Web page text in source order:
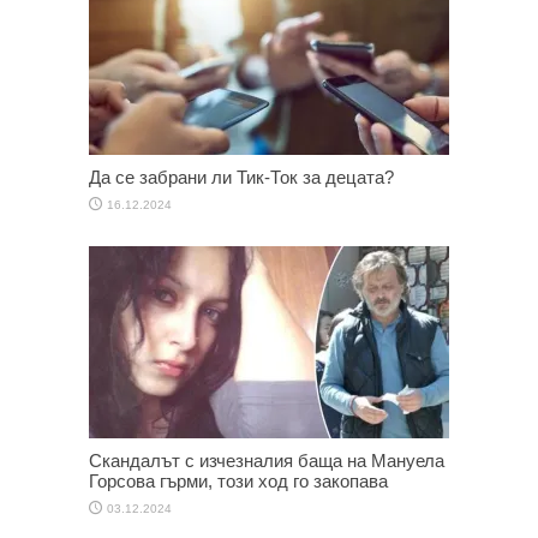
Да се забрани ли Тик-Ток за децата?
16.12.2024
Скандалът с изчезналия баща на Мануела
Горсова гърми, този ход го закопава
03.12.2024